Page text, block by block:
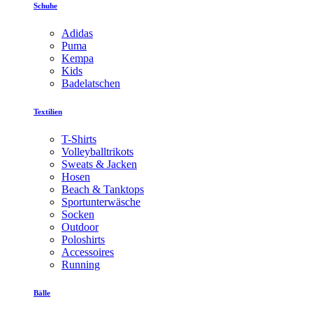
Schuhe
Adidas
Puma
Kempa
Kids
Badelatschen
Textilien
T-Shirts
Volleyballtrikots
Sweats & Jacken
Hosen
Beach & Tanktops
Sportunterwäsche
Socken
Outdoor
Poloshirts
Accessoires
Running
Bälle